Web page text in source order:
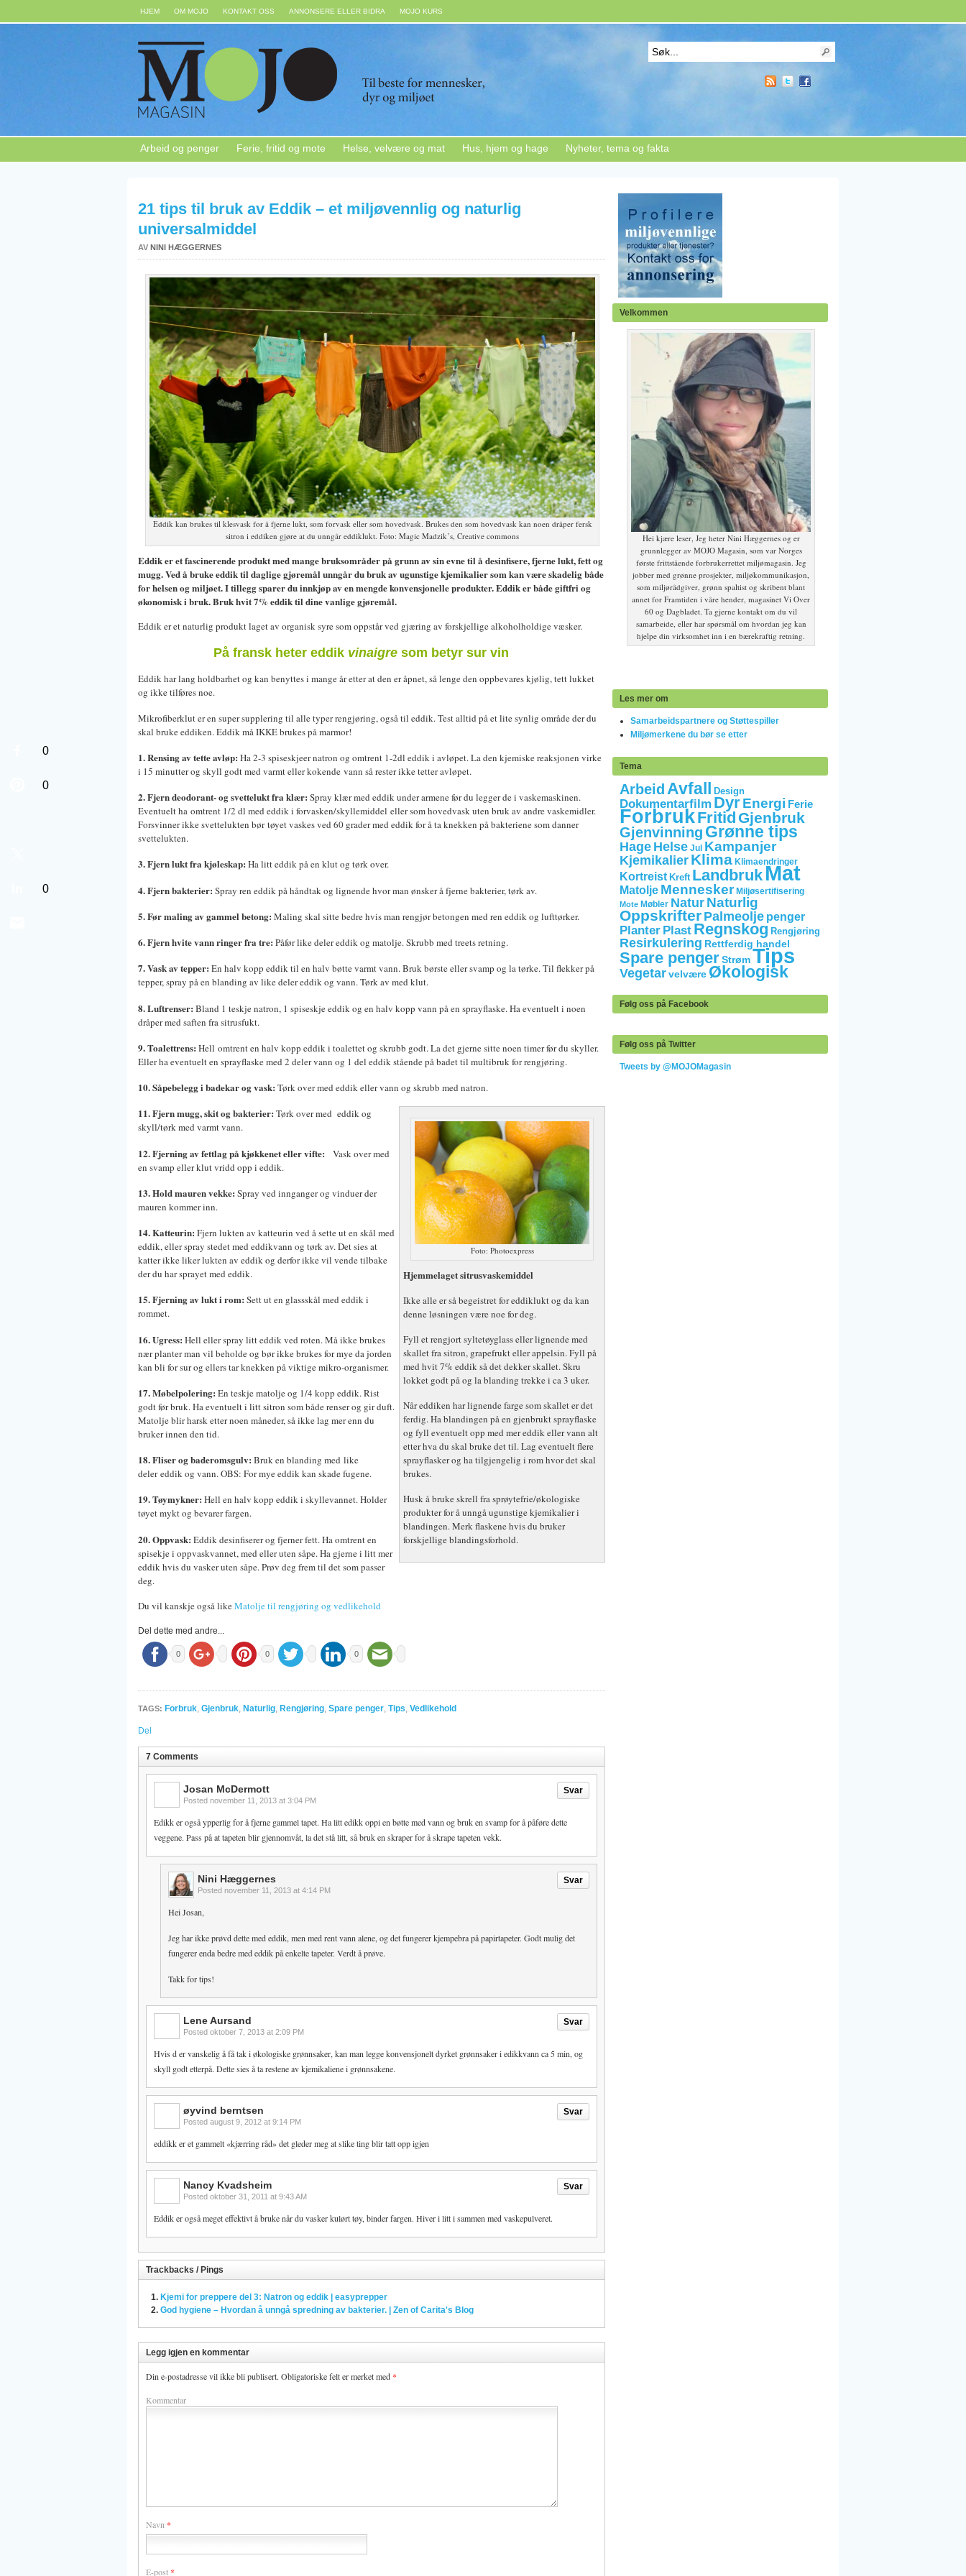
0
0
0
HJEM OM MOJO KONTAKT OSS ANNONSERE ELLER BIDRA MOJO KURS
Arbeid og penger Ferie, fritid og mote Helse, velvære og mat Hus, hjem og hage Nyheter, tema og fakta
21 tips til bruk av Eddik – et miljøvennlig og naturlig
universalmiddel
AV NINI HÆGGERNES
Eddik kan brukes til klesvask for å fjerne lukt, som forvask eller som hovedvask. Brukes den som hovedvask kan noen dråper fersk
sitron i eddiken gjøre at du unngår eddiklukt. Foto: Magic Madzik’s, Creative commons
Eddik er et fascinerende produkt med mange bruksområder på grunn av sin evne til å desinfisere, fjerne lukt, fett og
mugg. Ved å bruke eddik til daglige gjøremål unngår du bruk av ugunstige kjemikalier som kan være skadelig både
for helsen og miljøet. I tillegg sparer du innkjøp av en mengde konvensjonelle produkter. Eddik er både giftfri og
økonomisk i bruk. Bruk hvit 7% eddik til dine vanlige gjøremål.
Eddik er et naturlig produkt laget av organisk syre som oppstår ved gjæring av forskjellige alkoholholdige væsker.
På fransk heter eddik vinaigre som betyr sur vin
Eddik har lang holdbarhet og kan benyttes i mange år etter at den er åpnet, så lenge den oppbevares kjølig, tett lukket
og ikke tilføres noe.
Mikrofiberklut er en super supplering til alle typer rengjøring, også til eddik. Test alltid på et lite synlig område der du
skal bruke eddiken. Eddik må IKKE brukes på marmor!
1. Rensing av tette avløp: Ha 2-3 spiseskjeer natron og omtrent 1-2dl eddik i avløpet. La den kjemiske reaksjonen virke
i 15 minutter og skyll godt med varmt eller kokende vann så rester ikke tetter avløpet.
2. Fjern deodorant- og svettelukt fra klær: Spray klær med eddik under armene før du legger de i vaskemaskinen.
Eventuelt ha omtrent 1/2 dl med eddik i forvasken/skyllemiddel eller som hovedvask uten bruk av andre vaskemidler.
Forsvinner ikke svettelukten bør tøyet vaskes ved 60 grader med eddik for å ta knekken på bakteriene som danner
svettelukten.
3. Fjern lukt fra kjøleskap: Ha litt eddik på en klut og tørk over.
4. Fjern bakterier: Spray ren eddik på håndtak og lignende hvor man ønsker å fjerne bakterier, tørk av.
5. Før maling av gammel betong: Maling skal sitte bedre hvis man rengjør betongen med ren eddik og lufttørker.
6. Fjern hvite vann ringer fra tre: Påfør like deler eddik og matolje. Skrubb med treets retning.
7. Vask av tepper: En halv kopp eddik til en halv bøtte varmt vann. Bruk børste eller svamp og la tørke. Til flekker på
tepper, spray på en blanding av like deler eddik og vann. Tørk av med klut.
8. Luftrenser: Bland 1 teskje natron, 1 spiseskje eddik og en halv kopp vann på en sprayflaske. Ha eventuelt i noen
dråper med saften fra sitrusfukt.
9. Toalettrens: Hell omtrent en halv kopp eddik i toalettet og skrubb godt. La det gjerne sitte noen timer før du skyller.
Eller ha eventuelt en sprayflaske med 2 deler vann og 1 del eddik stående på badet til multibruk for rengjøring.
10. Såpebelegg i badekar og vask: Tørk over med eddik eller vann og skrubb med natron.
Foto: Photoexpress
Hjemmelaget sitrusvaskemiddel
Ikke alle er så begeistret for eddiklukt og da kan
denne løsningen være noe for deg.
Fyll et rengjort syltetøyglass eller lignende med
skallet fra sitron, grapefrukt eller appelsin. Fyll på
med hvit 7% eddik så det dekker skallet. Skru
lokket godt på og la blanding trekke i ca 3 uker.
Når eddiken har lignende farge som skallet er det
ferdig. Ha blandingen på en gjenbrukt sprayflaske
og fyll eventuelt opp med mer eddik eller vann alt
etter hva du skal bruke det til. Lag eventuelt flere
sprayflasker og ha tilgjengelig i rom hvor det skal
brukes.
Husk å bruke skrell fra sprøytefrie/økologiske
produkter for å unngå ugunstige kjemikalier i
blandingen. Merk flaskene hvis du bruker
forskjellige blandingsforhold.
11. Fjern mugg, skit og bakterier: Tørk over med eddik og
skyll/tørk med varmt vann.
12. Fjerning av fettlag på kjøkkenet eller vifte: Vask over med
en svamp eller klut vridd opp i eddik.
13. Hold mauren vekke: Spray ved innganger og vinduer der
mauren kommer inn.
14. Katteurin: Fjern lukten av katteurin ved å sette ut en skål med
eddik, eller spray stedet med eddikvann og tørk av. Det sies at
katter ikke liker lukten av eddik og derfor ikke vil vende tilbake
der du har sprayet med eddik.
15. Fjerning av lukt i rom: Sett ut en glassskål med eddik i
rommet.
16. Ugress: Hell eller spray litt eddik ved roten. Må ikke brukes
nær planter man vil beholde og bør ikke brukes for mye da jorden
kan bli for sur og ellers tar knekken på viktige mikro-organismer.
17. Møbelpolering: En teskje matolje og 1/4 kopp eddik. Rist
godt før bruk. Ha eventuelt i litt sitron som både renser og gir duft.
Matolje blir harsk etter noen måneder, så ikke lag mer enn du
bruker innen den tid.
18. Fliser og baderomsgulv: Bruk en blanding med like
deler eddik og vann. OBS: For mye eddik kan skade fugene.
19. Tøymykner: Hell en halv kopp eddik i skyllevannet. Holder
tøyet mykt og bevarer fargen.
20. Oppvask: Eddik desinfiserer og fjerner fett. Ha omtrent en
spisekje i oppvaskvannet, med eller uten såpe. Ha gjerne i litt mer
eddik hvis du vasker uten såpe. Prøv deg frem til det som passer
deg.
Du vil kanskje også likeMatolje til rengjøring og vedlikehold
Del dette med andre...
0 0 0
TAGS: Forbruk, Gjenbruk, Naturlig, Rengjøring, Spare penger, Tips, Vedlikehold
Del
7 Comments
Svar
Josan McDermott
Posted november 11, 2013 at 3:04 PM
Edikk er også ypperlig for å fjerne gammel tapet. Ha litt edikk oppi en bøtte med vann og bruk en svamp for å påføre dette
veggene. Pass på at tapeten blir gjennomvåt, la det stå litt, så bruk en skraper for å skrape tapeten vekk.
Svar
Nini Hæggernes
Posted november 11, 2013 at 4:14 PM
Hei Josan,
Jeg har ikke prøvd dette med eddik, men med rent vann alene, og det fungerer kjempebra på papirtapeter. Godt mulig det
fungerer enda bedre med eddik på enkelte tapeter. Verdt å prøve.
Takk for tips!
Svar
Lene Aursand
Posted oktober 7, 2013 at 2:09 PM
Hvis d er vanskelig å få tak i økologiske grønnsaker, kan man legge konvensjonelt dyrket grønnsaker i edikkvann ca 5 min, og
skyll godt etterpå. Dette sies å ta restene av kjemikaliene i grønnsakene.
Svar
øyvind berntsen
Posted august 9, 2012 at 9:14 PM
eddikk er et gammelt «kjærring råd» det gleder meg at slike ting blir tatt opp igjen
Svar
Nancy Kvadsheim
Posted oktober 31, 2011 at 9:43 AM
Eddik er også meget effektivt å bruke når du vasker kulørt tøy, binder fargen. Hiver i litt i sammen med vaskepulveret.
Trackbacks / Pings
Kjemi for preppere del 3: Natron og eddik | easyprepper
God hygiene – Hvordan å unngå spredning av bakterier. | Zen of Carita's Blog
Legg igjen en kommentar
Din e-postadresse vil ikke bli publisert. Obligatoriske felt er merket med *
Kommentar
Navn *
E-post *
Velkommen
Hei kjære leser, Jeg heter Nini Hæggernes og er
grunnlegger av MOJO Magasin, som var Norges
første frittstående forbrukerrettet miljømagasin. Jeg
jobber med grønne prosjekter, miljøkommunikasjon,
som miljørådgiver, grønn spaltist og skribent blant
annet for Framtiden i våre hender, magasinet Vi Over
60 og Dagbladet. Ta gjerne kontakt om du vil
samarbeide, eller har spørsmål om hvordan jeg kan
hjelpe din virksomhet inn i en bærekraftig retning.
Les mer om
Samarbeidspartnere og Støttespiller
Miljømerkene du bør se etter
Tema
Arbeid Avfall Design
Dokumentarfilm DyrEnergi Ferie
ForbrukFritidGjenbruk
Gjenvinning Grønne tips
Hage Helse Jul Kampanjer
KjemikalierKlima Klimaendringer
Kortreist Kreft LandbrukMat
Matolje Mennesker Miljøsertifisering
Mote Møbler Natur Naturlig
Oppskrifter Palmeolje penger
Planter Plast Regnskog Rengjøring
Resirkulering Rettferdig handel
Spare pengerStrømTips
Vegetar velvære Økologisk
Følg oss på Facebook
Følg oss på Twitter
Tweets by @MOJOMagasin